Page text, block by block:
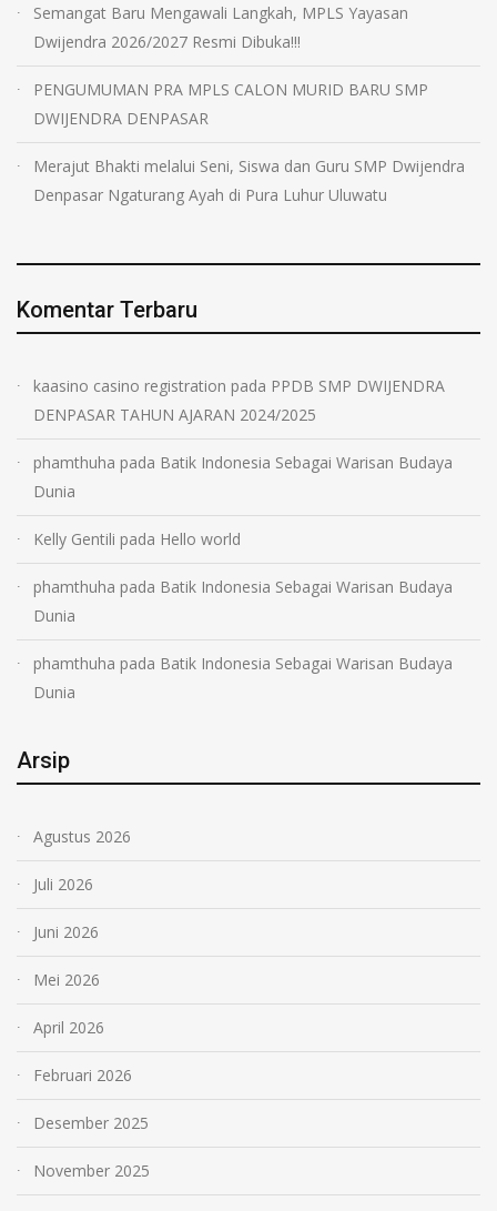
Semangat Baru Mengawali Langkah, MPLS Yayasan
Dwijendra 2026/2027 Resmi Dibuka!!!
PENGUMUMAN PRA MPLS CALON MURID BARU SMP
DWIJENDRA DENPASAR
Merajut Bhakti melalui Seni, Siswa dan Guru SMP Dwijendra
Denpasar Ngaturang Ayah di Pura Luhur Uluwatu
Komentar Terbaru
kaasino casino registration pada PPDB SMP DWIJENDRA
DENPASAR TAHUN AJARAN 2024/2025
phamthuha pada Batik Indonesia Sebagai Warisan Budaya
Dunia
Kelly Gentili pada Hello world
phamthuha pada Batik Indonesia Sebagai Warisan Budaya
Dunia
phamthuha pada Batik Indonesia Sebagai Warisan Budaya
Dunia
Arsip
Agustus 2026
Juli 2026
Juni 2026
Mei 2026
April 2026
Februari 2026
Desember 2025
November 2025